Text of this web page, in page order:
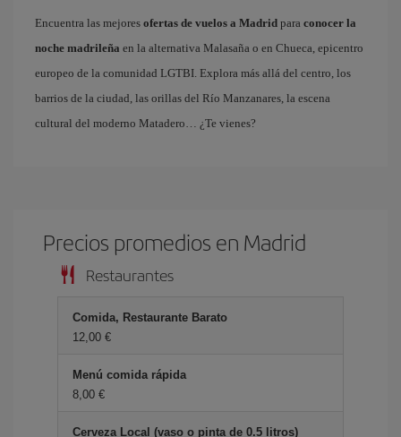
Encuentra las mejores ofertas de vuelos a Madrid para conocer la
noche madrileña en la alternativa Malasaña o en Chueca, epicentro
europeo de la comunidad LGTBI. Explora más allá del centro, los
barrios de la ciudad, las orillas del Río Manzanares, la escena
cultural del moderno Matadero… ¿Te vienes?
Precios promedios en Madrid
Restaurantes
Comida, Restaurante Barato
12,00 €
Menú comida rápida
8,00 €
Cerveza Local (vaso o pinta de 0.5 litros)